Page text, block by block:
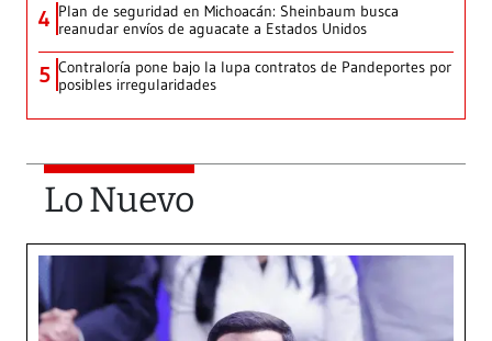
4 Plan de seguridad en Michoacán: Sheinbaum busca
reanudar envíos de aguacate a Estados Unidos
5 Contraloría pone bajo la lupa contratos de Pandeportes por
posibles irregularidades
Lo Nuevo